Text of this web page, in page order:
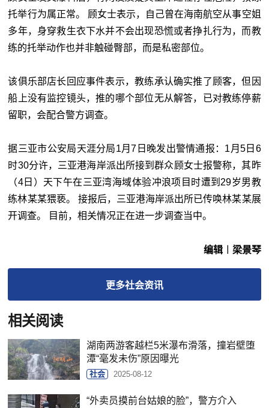
托举行为属正常。 顾女士表示，自己曾在海南航空从事空姐
多年，身穿救生衣下水并不会出现恐慌或者挣扎行为，而教
练的托举动作也并非触碰臀部，而是私密部位。
该俱乐部店长回应事件表示，教练承认确实推了顾客，但因
船上没有监控镜头，推的哪个部位无从解答，已对教练停薪
留职，会配合警方调查。
据三亚市公安局天涯分局1月7日晚发出警情通报：1月5日6
时30分许，三亚港海岸派出所接到群众顾女士报警称，其昨
（4日）天下午在三亚湾海域体验冲浪项目时遭到29岁男教
练林某某猥亵。 接报后，三亚港海岸派出所已传唤林某某展
开调查。 目前，相关情况正在进一步调查当中。
编辑︱梁景琴
更多社会资讯
相关阅读
湖南两游客越栏5米瀑布滑落，撞岩壁堕
潭“毫发未伤”原因曝光
社会 2025-08-12
“外卖员摸前台姑娘的脸”，警方介入